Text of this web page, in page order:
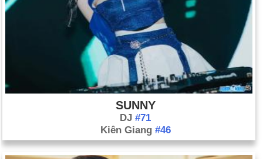
SUNNY
DJ #71
Kiên Giang #46